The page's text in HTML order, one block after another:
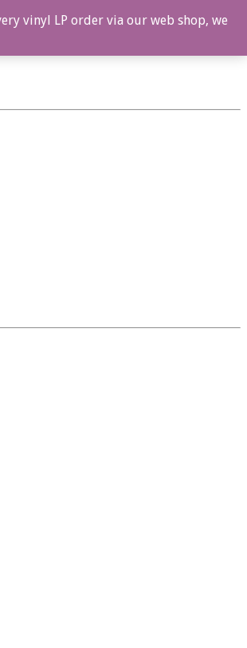
vinyl LP order via our web shop, we